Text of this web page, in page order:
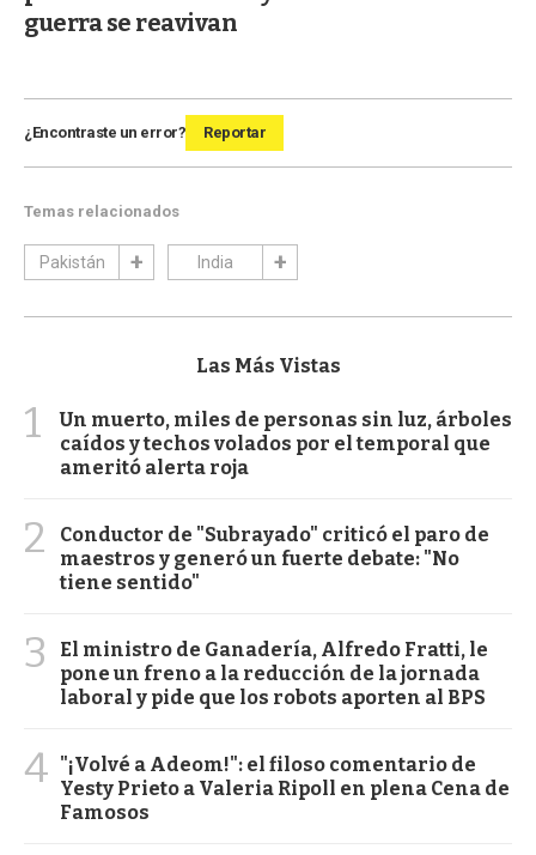
guerra se reavivan
¿Encontraste un error? Reportar
Temas relacionados
Pakistán India
Las Más Vistas
1
Un muerto, miles de personas sin luz, árboles
caídos y techos volados por el temporal que
ameritó alerta roja
2
Conductor de "Subrayado" criticó el paro de
maestros y generó un fuerte debate: "No
tiene sentido"
3
El ministro de Ganadería, Alfredo Fratti, le
pone un freno a la reducción de la jornada
laboral y pide que los robots aporten al BPS
4 "¡Volvé a Adeom!": el filoso comentario de
Yesty Prieto a Valeria Ripoll en plena Cena de
Famosos